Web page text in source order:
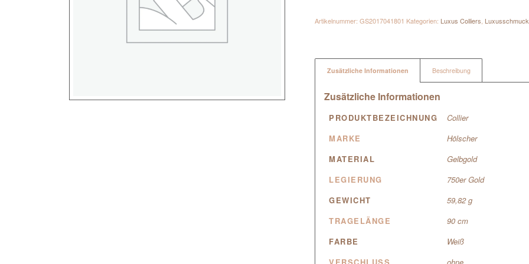
Artikelnummer:GS2017041801 Kategorien: Luxus Colliers, Luxusschmuck
Zusätzliche Informationen Beschreibung
Zusätzliche Informationen
PRODUKTBEZEICHNUNG
Collier
MARKE
Hölscher
MATERIAL
Gelbgold
LEGIERUNG
750er Gold
GEWICHT
59,82 g
TRAGELÄNGE
90 cm
FARBE
Weiß